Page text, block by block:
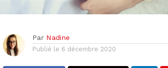
Par Nadine
Publié le 6 décembre 2020